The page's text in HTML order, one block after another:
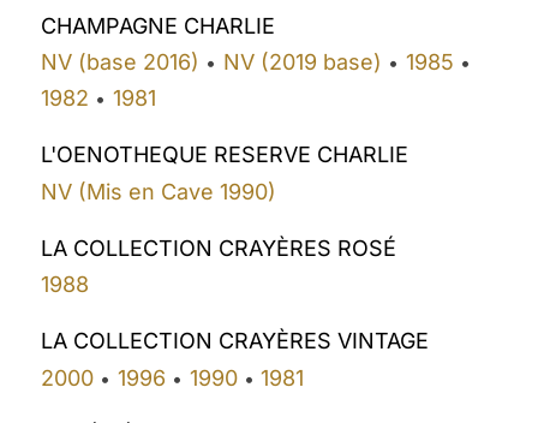
CHAMPAGNE CHARLIE
NV (base 2016) • NV (2019 base) • 1985 •
1982 • 1981
L'OENOTHEQUE RESERVE CHARLIE
NV (Mis en Cave 1990)
LA COLLECTION CRAYÈRES ROSÉ
1988
LA COLLECTION CRAYÈRES VINTAGE
2000 • 1996 • 1990• 1981